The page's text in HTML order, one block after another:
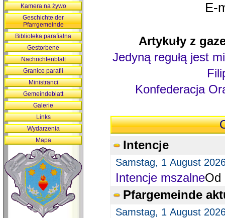
E-
Artykuły z
Jedyną regułą jest
Konfederacja
Intencje
Samstag, 1 August
Intencje mszalneOd
Pfargemeinde
Samstag, 1 August
Kamera na żywo
Geschichte der
Pfarrgemeinde
Biblioteka parafialna
Gestorbene
Nachrichtenblatt
Granice parafii
Ministranci
Gemeindeblatt
Galerie
Links
Wydarzenia
Mapa